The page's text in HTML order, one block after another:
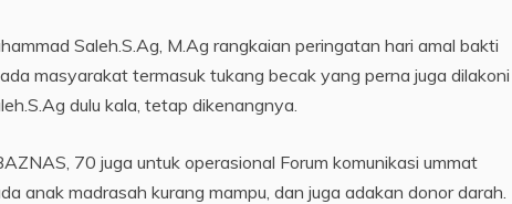
Saleh.S.Ag, M.Ag rangkaian peringatan hari amal bakti
masyarakat termasuk tukang becak yang perna juga dilakoni
dulu kala, tetap dikenangnya.
70 juga untuk operasional Forum komunikasi ummat
anak madrasah kurang mampu, dan juga adakan donor darah.